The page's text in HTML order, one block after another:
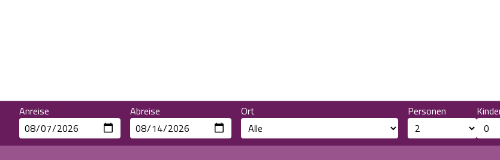
Anreise Abreise Ort Personen